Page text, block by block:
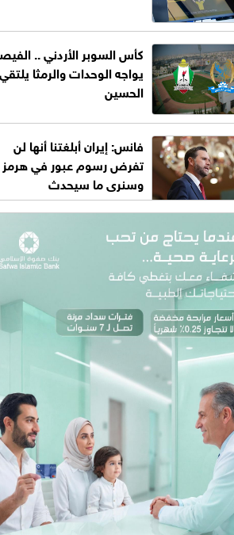
كأس السوبر الأردني ..
يواجه الوحدات والرمثا يلتقي
الحسين
فانس: إيران أبلغتنا أنها لن
تفرض رسوم عبور في هرمز
وسنرى ما سيحدث